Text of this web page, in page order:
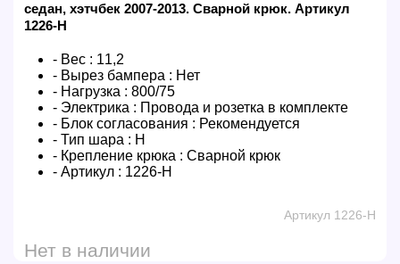
седан, хэтчбек 2007-2013. Сварной крюк. Артикул
1226-H
- Вес : 11,2
- Вырез бампера : Нет
- Нагрузка : 800/75
- Электрика : Провода и розетка в комплекте
- Блок согласования : Рекомендуется
- Тип шара : H
- Крепление крюка : Сварной крюк
- Артикул : 1226-H
Артикул 1226-H
Нет в наличии